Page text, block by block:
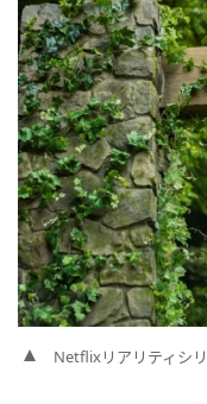
Netflixリアリティシ